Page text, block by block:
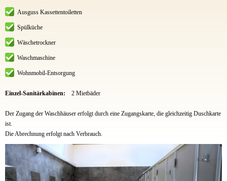
Ausguss Kassettentoiletten
Spülküche
Wäschetrockner
Waschmaschine
Wohnmobil-Entsorgung
Einzel-Sanitärkabinen: 2 Mietbäder
Der Zugang der Waschhäuser erfolgt durch eine Zugangskarte, die gleichzeitig Duschkarte
ist.
Die Abrechnung erfolgt nach Verbrauch.